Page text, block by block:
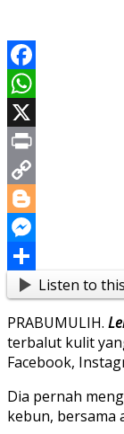
Facebook
WhatsApp
X
Print
Copy
Link
Blogger
Messenger
ShareListen to
PRABUMULIH.
terbalut kulit
Facebook,
Dia pernah
kebun, bersama